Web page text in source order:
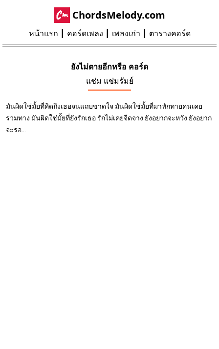
ChordsMelody.com
หน้าแรก คอร์ดเพลง เพลงเก่า ตารางคอร์ด
ยังไม่ตายอีกหรือ คอร์ด
แช่ม แช่มรัมย์
มันผิดใช่มั้ยที่คิดถึงเธอจนแถบขาดใจ มันผิดใช่มั้ยที่มาทักทายคนเคย
รวมทาง มันผิดใช่มั้ยที่ยังรักเธอ รักไม่เคยจืดจาง ยังอยากจะหวัง ยังอยาก
จะรอ...